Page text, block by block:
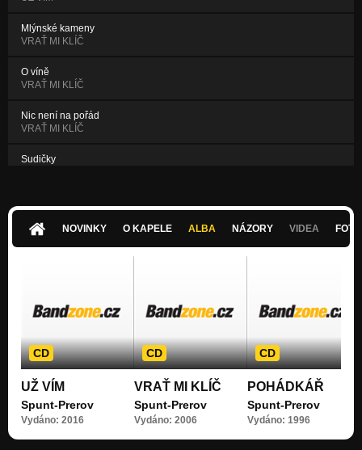
Mlýnské kameny
VRAŤ MI KLÍČ
O víně
VRAŤ MI KLÍČ
Nic není na pořád
VRAŤ MI KLÍČ
Sudičky
NOVINKY O KAPELE ALBA NÁZORY VIDEA
CD
UŽ VÍM
Spunt-Prerov
Vydáno: 2016
CD
VRAŤ MI KLÍČ
Spunt-Prerov
Vydáno: 2006
CD
POHÁDKÁŘ
Spunt-Prerov
Vydáno: 1996